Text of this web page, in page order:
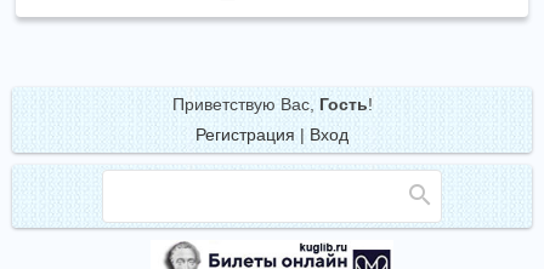
Приветствую Вас, Гость!
Регистрация | Вход